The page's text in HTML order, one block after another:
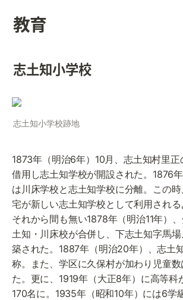
教育
志土知小学校
志土知小学校跡地
1873年（明治6年）10月、志土知村里
借用し志土知学校が開設された。1876
は川床学校と志土知学校に分離。この
宅が新しい志土知学校として利用される
それから間も無い1878年（明治11年）
土知・川床校が合併し、下志土知字馬
築された。1887年（明治20年）、志土
称。また、学区に久保村が加わり児童
た。更に、1919年（大正8年）に高等科
170名に。1935年（昭和10年）には6学